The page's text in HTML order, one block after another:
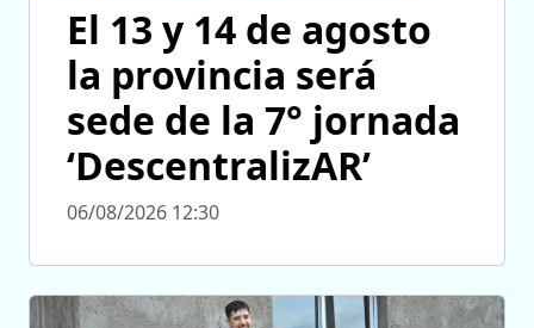
El 13 y 14 de agosto
la provincia será
sede de la 7° jornada
‘DescentralizAR’
06/08/2026 12:30